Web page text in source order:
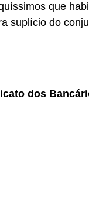
que
suplício do
dos